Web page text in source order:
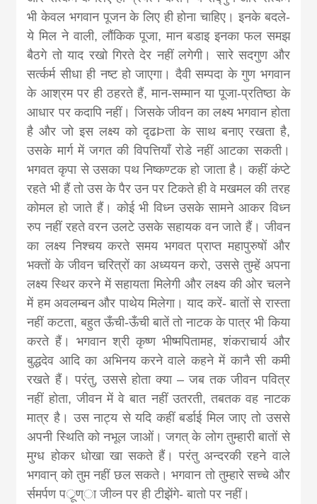
भी केवल भगवान पूजन के लिए ही होना चाहिए। इनके बदले-
ये मिल ने वाली, लौंकिक पूजा, मान बडाइ इनका फल समझ
बैठगे तो याद रखो गिरते देर नहीं लगेगी। सारे सदगुण और
सर्त्कर्म सीधा ही नष्ट हो जाएगा। दैवी सम्पदा के गुण भगवान
के आश्रम पर ही ठहरते हैं, मान-सम्मान या पूजा-प्रतिष्ठा के
आधार पर कदापि नहीं। जिसके जीवन का लक्ष्य भगवान होता
है और जो इस लक्ष्य को दृढÞता के साथ बनाए रखता है,
उसके मार्ग में जगत की विपत्तियाँ रोडे नहीं आटका सकती।
भगवत कृपा से उसका पथ निष्कण्टक हो जाता है। कहीं कंप्टे
रहते भी हैं तो उस के पैर उन पर टिकते ही वे मखमल की तरह
कोमल हो जाते हैं। कोई भी विध्न उसके सामने आकर विध्न
रुप नहीं रहते वरन उलटे उसके सहायक वन जाते हैं। जीवन
का लक्ष्य निश्चय करते समय भगवत प्राप्त महापुरुषों और
भक्तों के जीवन चरित्रों का अध्ययन करो, उससे तुम्हें अपना
लक्ष्य स्थिर करने में सहायता मिलेगी और लक्ष्य की ओर चलने
में हम अवलम्बन और पाथेय मिलेगा। याद करें- बातों से रास्ता
नहीं कटता, बहुत ऊँची-ऊँची बातें तो नाटक के पात्र भी किया
करते हैं। भगवान श्री कृष्ण भीष्मपितामह, शंकराचार्य और
बुद्धदेव आदि का अभिनय करने वाले कहने में कानै सी कमी
रखते हैं। परंतु, उससे होता क्या – जब तक जीवन पवित्र
नहीं होता, जीवन में वे बात नहीं उतरती, तबतक वह नाटक
मात्र है। उस नाट्य से यदि कहीं बर्डाई मिल जाए तो उससे
अपनी स्थिति को नभूल जाओं। जगत् के लोग तुम्हारी बातों से
मुग्ध होकर धोखा खा सकते हैं। परंतु अन्दरकी रहने वाले
भगवान् को तुम नहीं छल सकते। भगवान तो तुम्हारे सच्चे और
र्समर्पण पर्ूण्ा जीव्न पर ही टीझेंगे- बातो पर नहीं।